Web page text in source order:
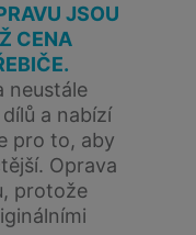
JSOU
CENA
neustále
a nabízí
pro to, aby
Oprava
protože